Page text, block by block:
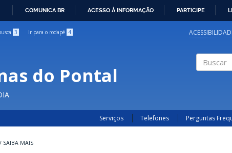
COMUNICA BR ACESSO À INFORMAÇÃO PARTICIPE
3 Ir para o rodapé 4
do Pontal
Serviços Telefones Perguntas
/ SAIBA MAIS